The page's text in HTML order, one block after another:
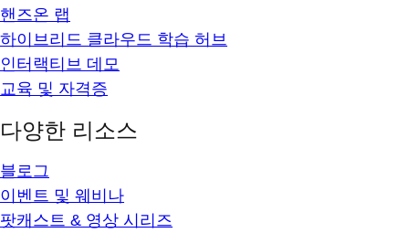
핸즈온 랩
하이브리드 클라우드 학습 허브
인터랙티브 데모
교육 및 자격증
다양한 리소스
블로그
이벤트 및 웨비나
팟캐스트 & 영상 시리즈